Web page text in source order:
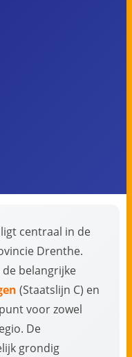
ligt centraal in de
Drenthe.
belangrijke
(Staatslijn C) en
voor zowel
De
grondig